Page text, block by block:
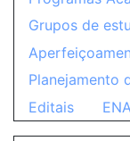
Grupos de
Planejamento
Editais